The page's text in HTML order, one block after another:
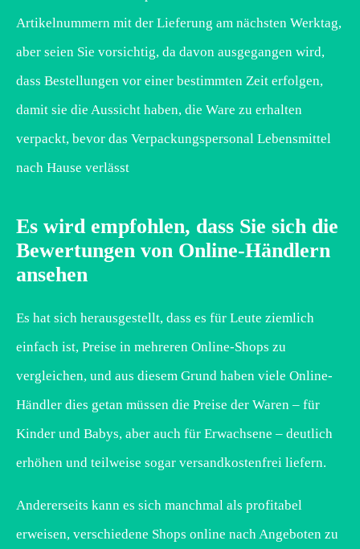
Artikelnummern mit der Lieferung am nächsten Werktag,
aber seien Sie vorsichtig, da davon ausgegangen wird,
dass Bestellungen vor einer bestimmten Zeit erfolgen,
damit sie die Aussicht haben, die Ware zu erhalten
verpackt, bevor das Verpackungspersonal Lebensmittel
nach Hause verlässt
Es wird empfohlen, dass Sie sich die
Bewertungen von Online-Händlern
ansehen
Es hat sich herausgestellt, dass es für Leute ziemlich
einfach ist, Preise in mehreren Online-Shops zu
vergleichen, und aus diesem Grund haben viele Online-
Händler dies getan müssen die Preise der Waren – für
Kinder und Babys, aber auch für Erwachsene – deutlich
erhöhen und teilweise sogar versandkostenfrei liefern.
Andererseits kann es sich manchmal als profitabel
erweisen, verschiedene Shops online nach Angeboten zu